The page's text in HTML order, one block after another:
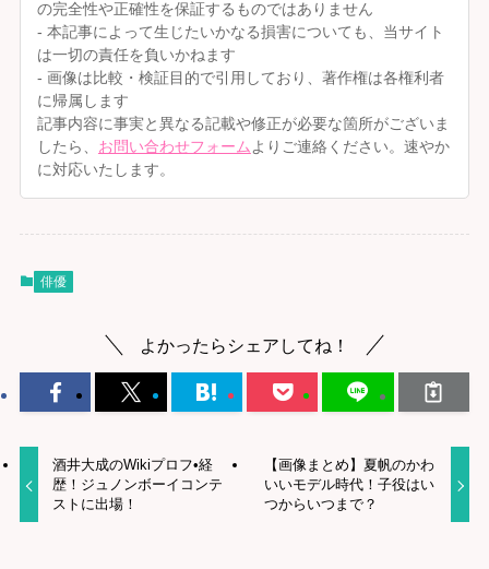
の完全性や正確性を保証するものではありません
- 本記事によって生じたいかなる損害についても、当サイト
は一切の責任を負いかねます
- 画像は比較・検証目的で引用しており、著作権は各権利者
に帰属します
記事内容に事実と異なる記載や修正が必要な箇所がございま
したら、 お問い合わせフォーム よりご連絡ください。速やか
に対応いたします。
俳優
よかったらシェアしてね！
酒井大成のWikiプロフ•経
歴！ジュノンボーイコンテ
ストに出場！
【画像まとめ】夏帆のかわ
いいモデル時代！子役はい
つからいつまで？